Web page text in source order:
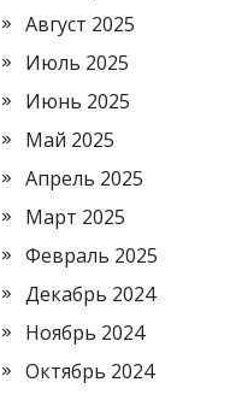
Август 2025
Июль 2025
Июнь 2025
Май 2025
Апрель 2025
Март 2025
Февраль 2025
Декабрь 2024
Ноябрь 2024
Октябрь 2024